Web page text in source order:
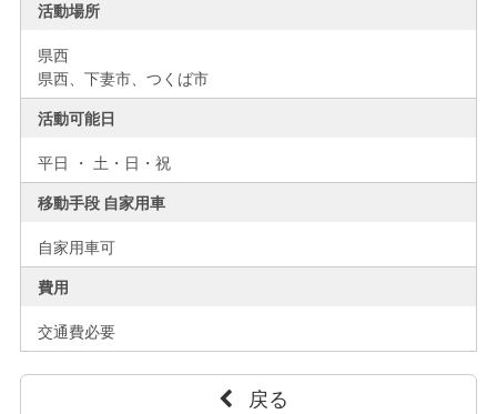
活動場所
県西
県西、下妻市、つくば市
活動可能日
平日 ・ 土・日・祝
移動手段 自家用車
自家用車可
費用
交通費必要
戻る